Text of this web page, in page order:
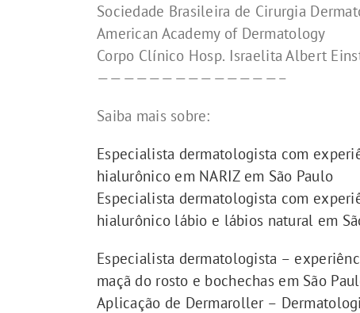
Sociedade Brasileira de Cirurgia
American Academy of Dermatology
Corpo Clínico Hosp. Israelita Albert
——————————————–
Saiba mais sobre:
Especialista dermatologista com
hialurônico em NARIZ em São Paulo
Especialista dermatologista com
hialurônico lábio e lábios natural em
Especialista dermatologista –
maçã do rosto e bochechas em São
Aplicação de Dermaroller –